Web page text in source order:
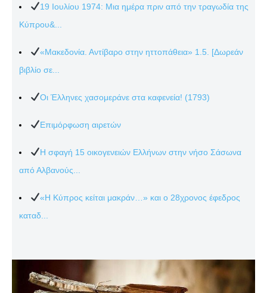
19 Ιουλίου 1974: Μια ημέρα πριν από την τραγωδία της
Κύπρου&...
«Μακεδονία. Αντίβαρο στην ηττοπάθεια» 1.5. [Δωρεάν
βιβλίο σε...
Οι Έλληνες χασομεράνε στα καφενεία! (1793)
Επιμόρφωση αιρετών
Η σφαγή 15 οικογενειών Ελλήνων στην νήσο Σάσωνα
από Αλβανούς...
«Η Κύπρος κείται μακράν…» και ο 28χρονος έφεδρος
καταδ...